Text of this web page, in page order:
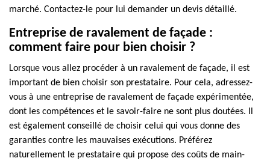
marché. Contactez-le pour lui demander un devis détaillé.
Entreprise de ravalement de façade :
comment faire pour bien choisir ?
Lorsque vous allez procéder à un ravalement de façade, il est
important de bien choisir son prestataire. Pour cela, adressez-
vous à une entreprise de ravalement de façade expérimentée,
dont les compétences et le savoir-faire ne sont plus doutées. Il
est également conseillé de choisir celui qui vous donne des
garanties contre les mauvaises exécutions. Préférez
naturellement le prestataire qui propose des coûts de main-